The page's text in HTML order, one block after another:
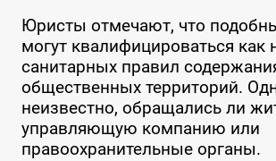
Юристы отмечают, что
могут квалифицироваться как
санитарных правил
общественных территорий.
неизвестно, обращались ли
управляющую компанию или
правоохранительные органы.